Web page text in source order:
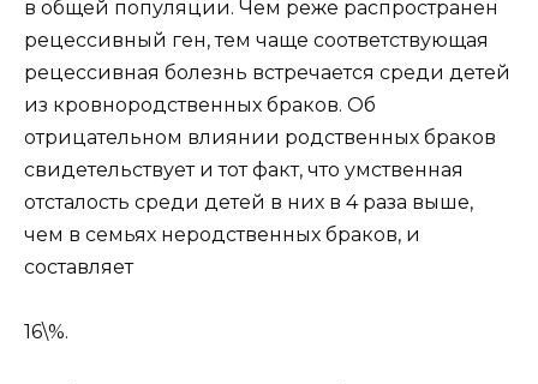
в общей популяции. Чем реже распространен
рецессивный ген, тем чаще соответствующая
рецессивная болезнь встречается среди детей
из кровнородственных браков. Об
отрицательном влиянии родственных браков
свидетельствует и тот факт, что умственная
отсталость среди детей в них в 4 раза выше,
чем в семьях неродственных браков, и
составляет
16\%.